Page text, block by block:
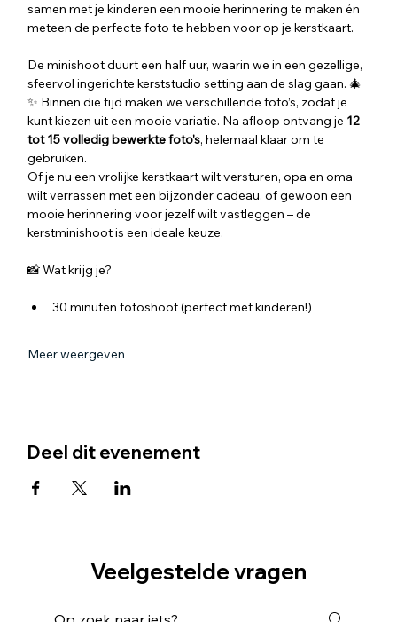
Veelgestelde vragen
samen met je kinderen een mooie herinnering te maken én
meteen de perfecte foto te hebben voor op je kerstkaart.
De minishoot duurt een half uur, waarin we in een gezellige,
sfeervol ingerichte kerststudio setting aan de slag gaan. 🎄
✨ Binnen die tijd maken we verschillende foto’s, zodat je
kunt kiezen uit een mooie variatie. Na afloop ontvang je 12
tot 15 volledig bewerkte foto’s, helemaal klaar om te
gebruiken.
Of je nu een vrolijke kerstkaart wilt versturen, opa en oma
wilt verrassen met een bijzonder cadeau, of gewoon een
mooie herinnering voor jezelf wilt vastleggen – de
kerstminishoot is een ideale keuze.
📸 Wat krijg je?
30 minuten fotoshoot (perfect met kinderen!)
Meer weergeven
Deel dit evenement